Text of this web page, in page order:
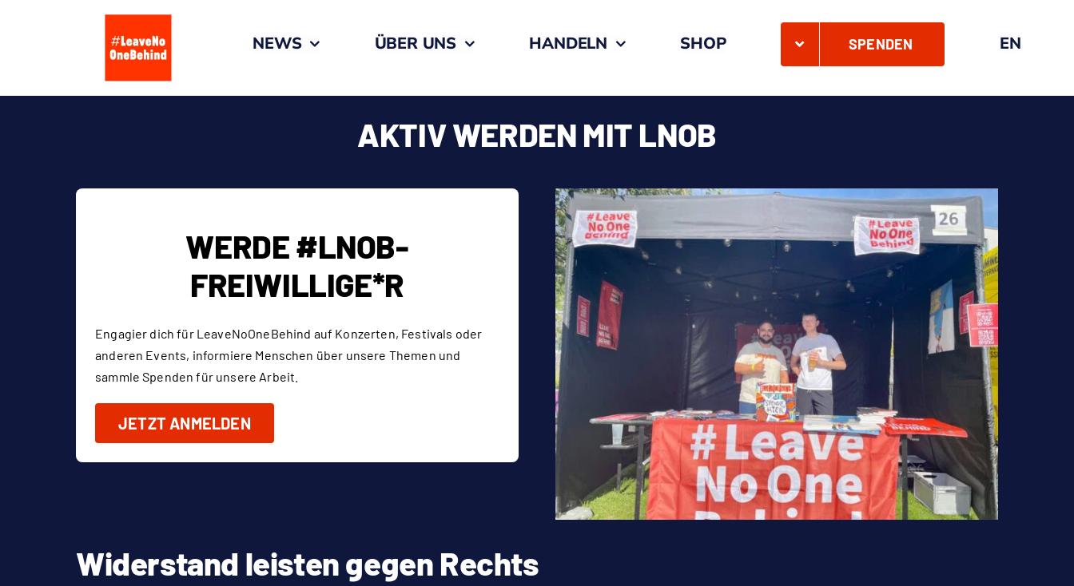
NEWS ÜBER UNS HANDELN SHOP SPENDEN EN
AKTIV WERDEN MIT LNOB
WERDE #LNOB-
FREIWILLIGE*R
Engagier dich für LeaveNoOneBehind auf Konzerten, Festivals oder
anderen Events, informiere Menschen über unsere Themen und
sammle Spenden für unsere Arbeit.
JETZT ANMELDEN
Widerstand leisten gegen Rechts